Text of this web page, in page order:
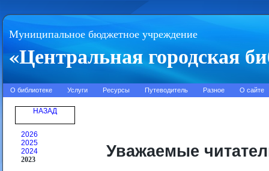
Муниципальное бюджетное учреждение
«Центральная городская
О библиотеке Услуги Ресурсы Путеводитель Разное О сайте
НАЗАД
2026
2025
2024
2023
Уважаемые